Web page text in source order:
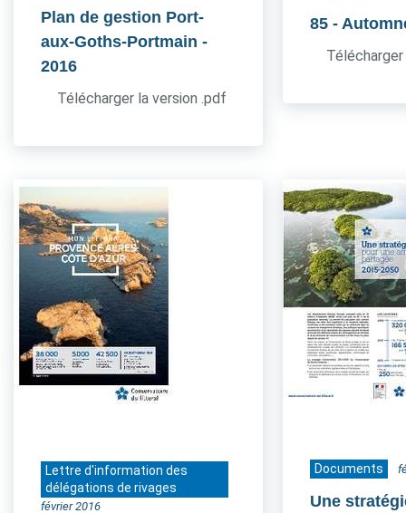
Plan de gestion Port-
aux-Goths-Portmain -
2016
Télécharger la version .pdf
85 -
Lettre d'information des
délégations de rivages
février 2016
Documents
Une